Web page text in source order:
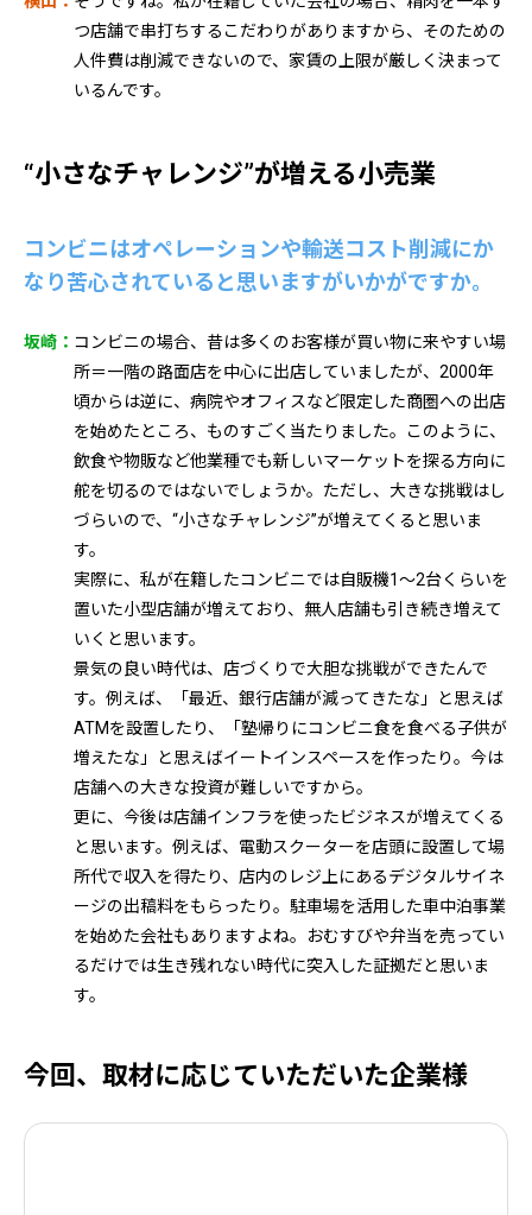
つ店舗で串打ちするこだわりがありますから、そのための
人件費は削減できないので、家賃の上限が厳しく決まって
いるんです。
“小さなチャレンジ”が増える小売業
コンビニはオペレーションや輸送コスト削減にか
なり苦心されていると思いますがいかがですか。
坂崎： コンビニの場合、昔は多くのお客様が買い物に来やすい場
所＝一階の路面店を中心に出店していましたが、2000年
頃からは逆に、病院やオフィスなど限定した商圏への出店
を始めたところ、ものすごく当たりました。このように、
飲食や物販など他業種でも新しいマーケットを探る方向に
舵を切るのではないでしょうか。ただし、大きな挑戦はし
づらいので、“小さなチャレンジ”が増えてくると思いま
す。
実際に、私が在籍したコンビニでは自販機1～2台くらいを
置いた小型店舗が増えており、無人店舗も引き続き増えて
いくと思います。
景気の良い時代は、店づくりで大胆な挑戦ができたんで
す。例えば、「最近、銀行店舗が減ってきたな」と思えば
ATMを設置したり、「塾帰りにコンビニ食を食べる子供が
増えたな」と思えばイートインスペースを作ったり。今は
店舗への大きな投資が難しいですから。
更に、今後は店舗インフラを使ったビジネスが増えてくる
と思います。例えば、電動スクーターを店頭に設置して場
所代で収入を得たり、店内のレジ上にあるデジタルサイネ
ージの出稿料をもらったり。駐車場を活用した車中泊事業
を始めた会社もありますよね。おむすびや弁当を売ってい
るだけでは生き残れない時代に突入した証拠だと思いま
す。
今回、取材に応じていただいた企業様